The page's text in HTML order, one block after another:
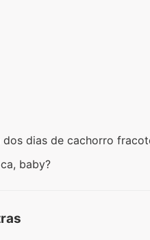
dos dias de cachorro
baby?